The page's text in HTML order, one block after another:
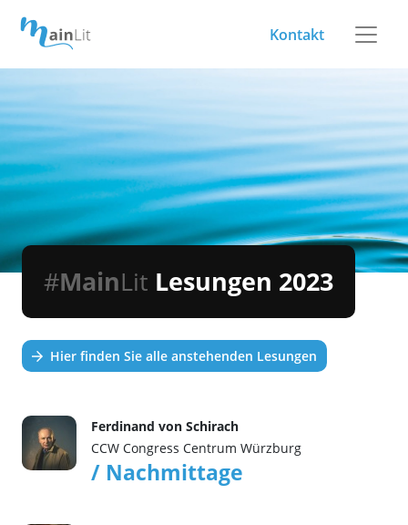
Kontakt
#MainLit Lesungen 2023
Hier finden Sie alle anstehenden Lesungen
Ferdinand von Schirach
CCW Congress Centrum Würzburg
/ Nachmittage